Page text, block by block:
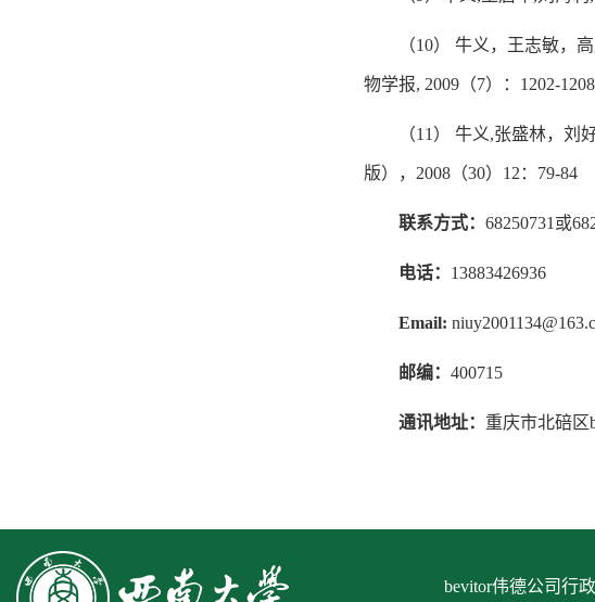
（10） 牛义，王志敏，
物学报, 2009（7）：1202-1208
（11） 牛义,张盛林，
版），2008（30）12：79-84
联系方式： 68250731或
电话： 13883426936
Email:
邮编： 400715
通讯地址： 重庆市北碚区
bevitor伟德公司行